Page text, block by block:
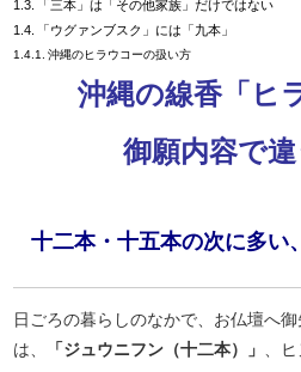
「三本」は「その他家族」だけではない
「ウグァンブスク」には「九本」
沖縄のヒラウコーの扱い方
沖縄の線香「ヒ
御願内容で
十二本・十五本の次に多い
日ごろの暮らしのなかで、お仏壇へ
は、
「ジュウニフン（十二本）」 、